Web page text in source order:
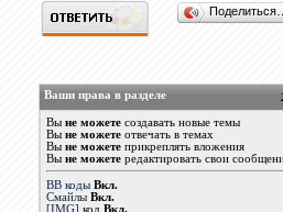
Поделиться…
Ваши права в разделе
Вы не можетесоздавать новые темы
Вы не можетеотвечать в темах
Вы не можетеприкреплять вложения
Вы не можетередактировать свои
BB коды Вкл.
Смайлы Вкл.
[IMG] код Вкл.